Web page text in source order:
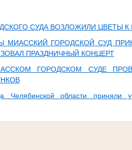
СУДА ВОЗЛОЖИЛИ ЦВЕТЫ
МИАССКИЙ ГОРОДСКОЙ СУД
ПРАЗДНИЧНЫЙ КОНЦЕРТ
ГОРОДСКОМ СУДЕ
Челябинской области приняли